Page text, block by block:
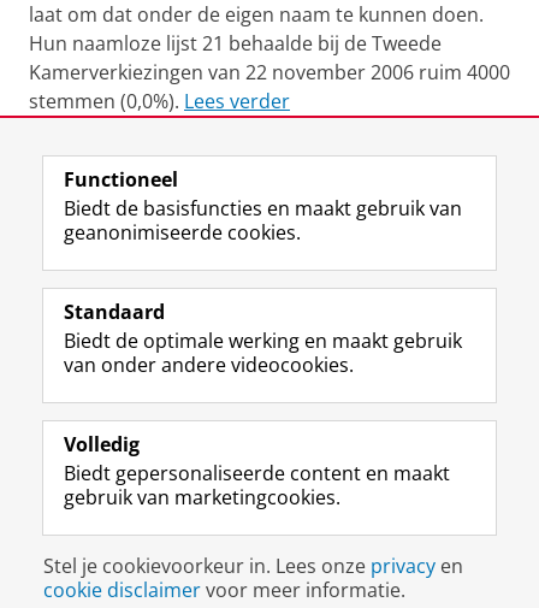
laat om dat onder de eigen naam te kunnen doen.
Hun naamloze lijst 21 behaalde bij de Tweede
Kamerverkiezingen van 22 november 2006 ruim 4000
stemmen (0,0%). Lees verder
Laatst gewijzigd: 21 februari 2023 11:44
Volg de RUG
F
a
e
b
o
p
a
i
n
a
L
i
k
e
I
-
p
g
i
n
R
S
-
f
e
R
k
s
u
I
n
t
r
m
c
c
o
Y
o
T
e
k
a
a
Studiekiezers
Alumni
Over ons
Disclaimer & Copyright
Inloggen
Functioneel
Biedt de basisfuncties en maakt gebruik van
geanonimiseerde cookies.
Standaard
Biedt de optimale werking en maakt gebruik
van onder andere videocookies.
Volledig
Biedt gepersonaliseerde content en maakt
gebruik van marketingcookies.
Stel je cookievoorkeur in. Lees onze privacy en
cookie disclaimervoor meer informatie.